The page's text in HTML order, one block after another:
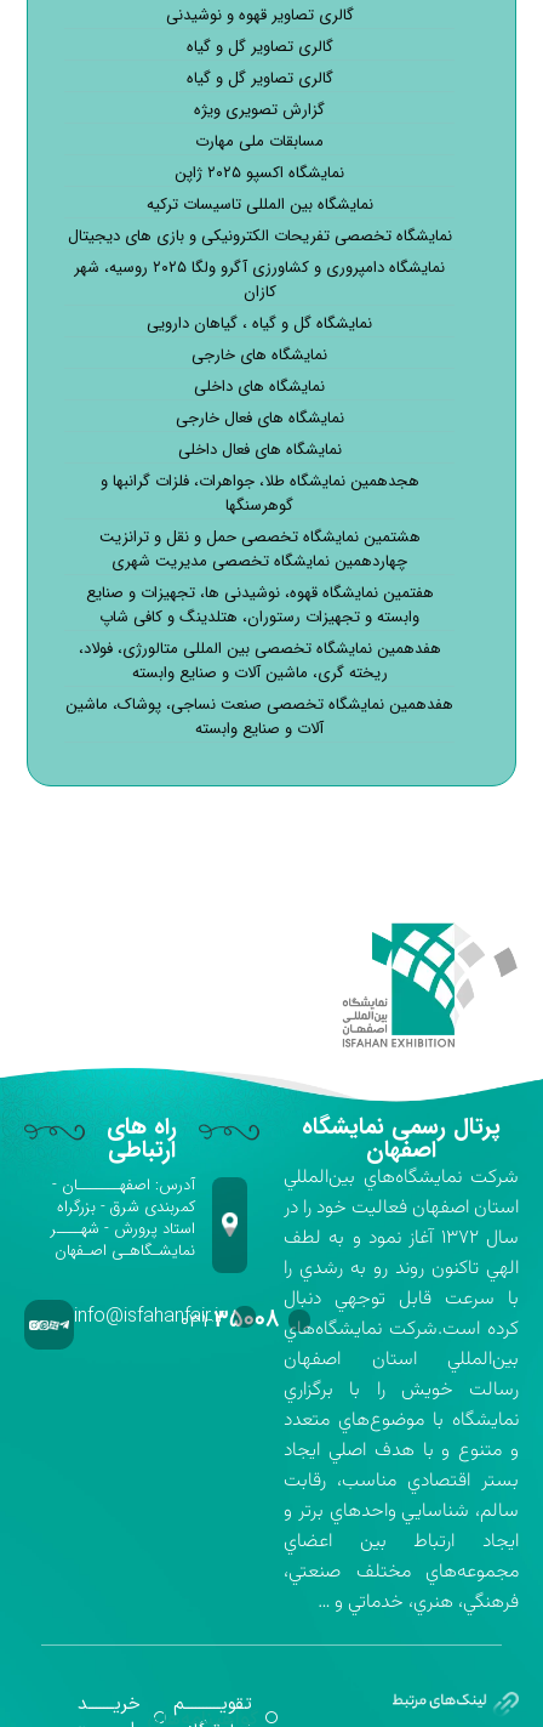
گالری تصاویر قهوه و نوشیدنی
گالری تصاویر گل و گیاه
گالری تصاویر گل و گیاه
گزارش تصویری ویژه
مسابقات ملی مهارت
نمایشگاه اکسپو ۲۰۲۵ ژاپن
نمایشگاه بین المللی تاسیسات ترکیه
نمایشگاه تخصصی تفریحات الکترونیکی و بازی های دیجیتال
نمایشگاه دامپروری و کشاورزی آگرو ولگا ۲۰۲۵ روسیه، شهر
کازان
نمایشگاه گل و گیاه ، گیاهان دارویی
نمایشگاه های خارجی
نمایشگاه های داخلی
نمایشگاه های فعال خارجی
نمایشگاه های فعال داخلی
هجدهمین نمایشگاه طلا، جواهرات، فلزات گرانبها و
گوهرسنگها
هشتمین نمایشگاه تخصصی حمل و نقل و ترانزیت
چهاردهمین نمایشگاه تخصصی مدیریت شهری
هفتمین نمایشگاه قهوه، نوشیدنی ها، تجهیزات و صنایع
وابسته و تجهیزات رستوران، هتلدینگ و کافی شاپ
هفدهمین نمایشگاه تخصصی بین المللی متالورژی، فولاد،
ریخته گری، ماشین آلات و صنایع وابسته
هفدهمین نمایشگاه تخصصی صنعت نساجی، پوشاک، ماشین
آلات و صنایع وابسته
پرتال رسمی نمایشگاه
اصفهان
شركت نمايشگاه‌هاي بين‌المللي
استان اصفهان فعاليت خود را در
سال ۱۳۷۲ آغاز نمود و به لطف
الهي تاكنون روند رو به رشدي را
با سرعت قابل توجهي دنبال
كرده است.شركت نمايشگاه‌هاي
بين‌المللي استان اصفهان
رسالت خويش را با برگزاري
نمايشگاه با موضوع‌هاي متعدد
و متنوع و با هدف اصلي ايجاد
بستر اقتصادي مناسب، رقابت
سالم، شناسايي واحدهاي برتر و
ايجاد ارتباط بين اعضاي
مجموعه‌هاي مختلف صنعتي،
فرهنگي، هنري، خدماتي و …
راه های
ارتباطی
آدرس: اصفهـــــــان -
کمربندی شرق - بزرگراه
استاد پرورش - شهــــر
نمایشـگاهـی اصـفهان
۰۳۱-۳۵۰۰۸info@isfahanfair.ir
تقویــــــــــم
خریـــــــد
گواهینامه‌های